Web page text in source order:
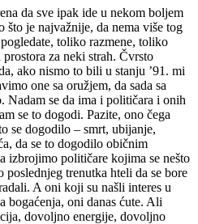
da sve ipak ide u nekom boljem
je najvažnije, da nema više tog
toliko razmene, toliko
za neki strah. Čvrsto
ako nismo to bili u stanju ’91. mi
one sa oružjem, da sada sa
Nadam se da ima i političara i onih
se to dogodi. Pazite, ono čega
se dogodilo – smrt, ubijanje,
da se to dogodilo običnim
izbrojimo političare kojima se nešto
trenutka hteli da se bore
A oni koji su našli interes u
bogaćenja, oni danas ćute. Ali
dovoljno energije, dovoljno